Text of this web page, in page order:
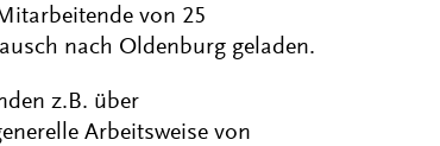
von 25
nach Oldenburg geladen.
z.B. über
Arbeitsweise von